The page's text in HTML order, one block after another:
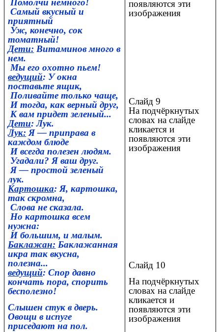
Самый вкусный и
приятный
Уж, конечно, сок
томатный!
Дети: Витаминов много в
нем.
Мы его охотно пьем!
ведущий: У окна
поставьте ящик,
Поливайте только чаще,
И тогда, как верный друг,
К вам придет зеленый...
Дети: Лук.
Лук: Я — приправа в
каждом блюде
И всегда полезен людям.
Угадали? Я ваш друг.
Я — простой зеленый
лук.
Картошка: Я, картошка,
так скромна,
Слова не сказала.
Но картошка всем
нужна:
И большим, и малым.
Баклажан: Баклажанная
икра так вкусна,
полезна...
ведущий: Спор давно
кончать пора, спорить
бесполезно!
Слышен стук в дверь.
Овощи в испуге
приседают на пол.
появляются эти
изображения
Слайд 9
На подчёркнутых
словах на слайде
кликается и
появляются эти
изображения
Слайд 10
На подчёркнутых
словах на слайде
кликается и
появляются эти
изображения